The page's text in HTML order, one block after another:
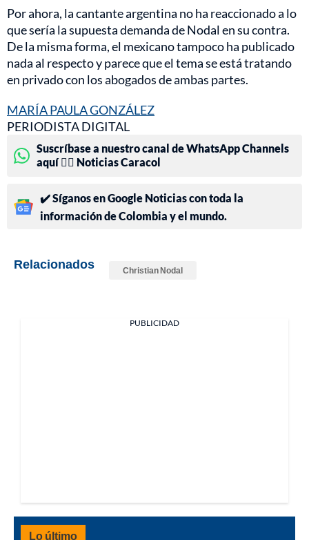
Por ahora, la cantante argentina no ha reaccionado a lo
que sería la supuesta demanda de Nodal en su contra.
De la misma forma, el mexicano tampoco ha publicado
nada al respecto y parece que el tema se está tratando
en privado con los abogados de ambas partes.
MARÍA PAULA GONZÁLEZ
PERIODISTA DIGITAL
Suscríbase a nuestro canal de WhatsApp Channels
aquí 👉🏻 Noticias Caracol
✔️ Síganos en Google Noticias con toda la
información de Colombia y el mundo.
Relacionados Christian Nodal
PUBLICIDAD
Lo último